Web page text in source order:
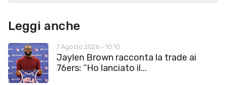
Leggi anche
7 Agosto 2026 - 10:10
Jaylen Brown racconta la trade ai
76ers: “Ho lanciato il...